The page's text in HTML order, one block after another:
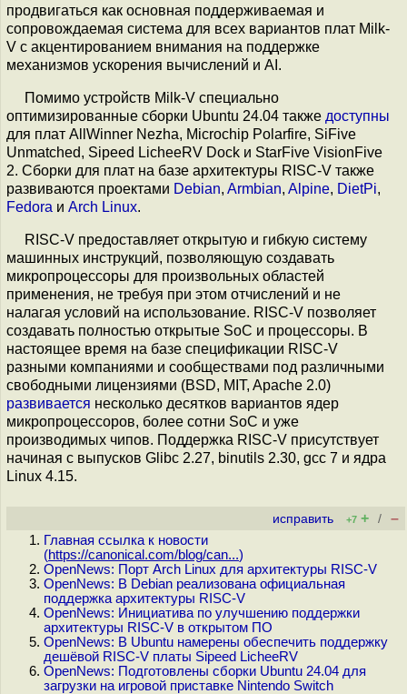
продвигаться как основная поддерживаемая и
сопровождаемая система для всех вариантов плат Milk-
V с акцентированием внимания на поддержке
механизмов ускорения вычислений и AI.
Помимо устройств Milk-V специально
оптимизированные сборки Ubuntu 24.04 также доступны
для плат AllWinner Nezha, Microchip Polarfire, SiFive
Unmatched, Sipeed LicheeRV Dock и StarFive VisionFive
2. Сборки для плат на базе архитектуры RISC-V также
развиваются проектами Debian, Armbian, Alpine, DietPi,
Fedora и Arch Linux.
RISC-V предоставляет открытую и гибкую систему
машинных инструкций, позволяющую создавать
микропроцессоры для произвольных областей
применения, не требуя при этом отчислений и не
налагая условий на использование. RISC-V позволяет
создавать полностью открытые SoC и процессоры. В
настоящее время на базе спецификации RISC-V
разными компаниями и сообществами под различными
свободными лицензиями (BSD, MIT, Apache 2.0)
развивается несколько десятков вариантов ядер
микропроцессоров, более сотни SoC и уже
производимых чипов. Поддержка RISC-V присутствует
начиная с выпусков Glibc 2.27, binutils 2.30, gcc 7 и ядра
Linux 4.15.
исправить +7 + / –
Главная ссылка к новости
(https://canonical.com/blog/can...)
OpenNews: Порт Arch Linux для архитектуры RISC-V
OpenNews: В Debian реализована официальная
поддержка архитектуры RISC-V
OpenNews: Инициатива по улучшению поддержки
архитектуры RISC-V в открытом ПО
OpenNews: В Ubuntu намерены обеспечить поддержку
дешёвой RISC-V платы Sipeed LicheeRV
OpenNews: Подготовлены сборки Ubuntu 24.04 для
загрузки на игровой приставке Nintendo Switch